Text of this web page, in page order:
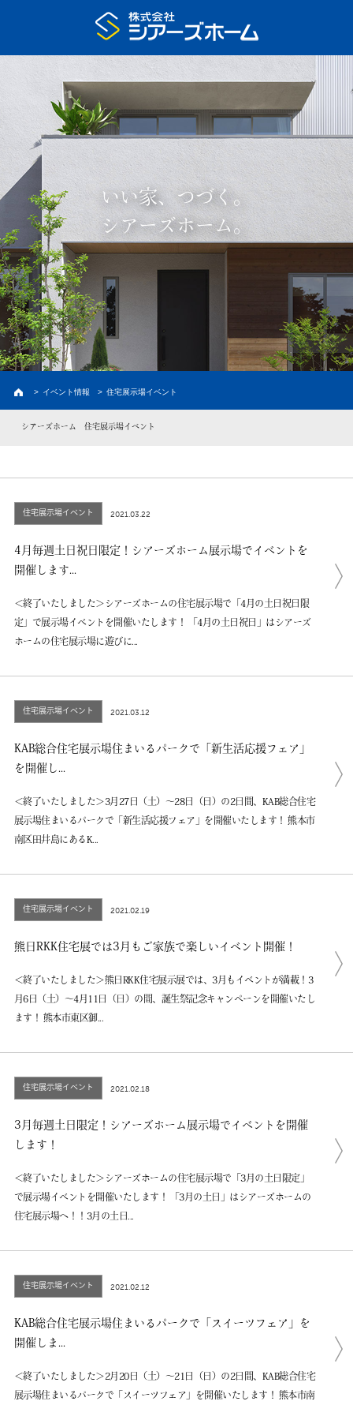
プラン集申込 展示場予約
家の特長 いい家、つづく
住宅展示場 注文住宅のモデルハウス
まちなかモデルハウス
建築実例 お客様の声・家の外観
新築プラン 価格と間取り
初めての家づくり
建売情報
資料請求
会員限定コンテンツ
企業情報
いい家、つづく。
シアーズホーム。
> イベント情報 > 住宅展示場イベント
シアーズホーム 住宅展示場イベント
住宅展示場イベント 2021.03.22
4月毎週土日祝日限定！シアーズホーム展示場でイベントを
開催します...
＜終了いたしました＞シアーズホームの住宅展示場で「4月の土日祝日限
定」で展示場イベントを開催いたします！ 「4月の土日祝日」はシアーズ
ホームの住宅展示場に遊びに...
住宅展示場イベント 2021.03.12
KAB総合住宅展示場住まいるパークで「新生活応援フェア」
を開催し...
＜終了いたしました＞3月27日（土）～28日（日）の2日間、KAB総合住宅
展示場住まいるパークで「新生活応援フェア」を開催いたします！ 熊本市
南区田井島にあるK...
住宅展示場イベント 2021.02.19
熊日RKK住宅展では3月もご家族で楽しいイベント開催！
＜終了いたしました＞熊日RKK住宅展示展では、3月もイベントが満載！3
月6日（土）～4月11日（日）の間、誕生祭記念キャンペーンを開催いたし
ます！ 熊本市東区御...
住宅展示場イベント 2021.02.18
3月毎週土日限定！シアーズホーム展示場でイベントを開催
します！
＜終了いたしました＞シアーズホームの住宅展示場で「3月の土日限定」
で展示場イベントを開催いたします！ 「3月の土日」はシアーズホームの
住宅展示場へ！！3月の土日...
住宅展示場イベント 2021.02.12
KAB総合住宅展示場住まいるパークで「スイーツフェア」を
開催しま...
＜終了いたしました＞2月20日（土）～21日（日）の2日間、KAB総合住宅
展示場住まいるパークで「スイーツフェア」を開催いたします！ 熊本市南